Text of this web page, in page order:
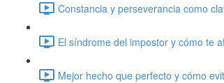
Constancia y perseverancia como
El síndrome del impostor y cómo te
Mejor hecho que perfecto y cómo